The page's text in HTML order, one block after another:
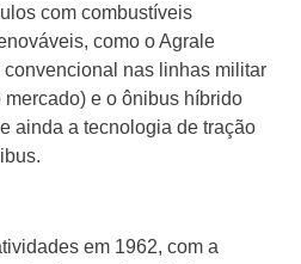
com combustíveis
como o Agrale
convencional nas linhas militar
e o ônibus híbrido
ainda a tecnologia de tração
em 1962, com a